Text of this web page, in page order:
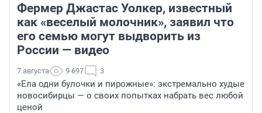
Фермер Джастас Уолкер, известный
как «веселый молочник», заявил что
его семью могут выдворить из
России — видео
7 августа 9 697 3
«Ела одни булочки и пирожные»: экстремально худые
новосибирцы — о своих попытках набрать вес любой
ценой